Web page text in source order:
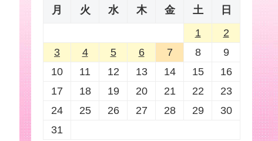
月
火 水 木 金 土
日
1
2
3
4 5 6 7 8
9
10
11 12 13 14 15
16
17
18 19 20 21 22
23
24
25 26 27 28 29
30
31